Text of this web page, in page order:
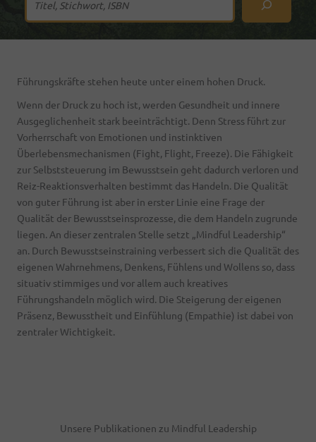
Führungskräfte stehen heute unter einem hohen Druck.
Wenn der Druck zu hoch ist, werden Gesundheit und innere
Ausgeglichenheit stark beeinträchtigt. Denn Stress führt zur
Vorherrschaft von Emotionen und instinktiven
Überlebensmechanismen (Fight, Flight, Freeze). Die Fähigkeit
zur Selbststeuerung im Bewusstsein geht dadurch verloren und
Reiz-Reaktionsverhalten bestimmt das Handeln. Die Qualität
von guter Führung ist aber in erster Linie eine Frage der
Qualität der Bewusstseinsprozesse, die dem Handeln zugrunde
liegen. An dieser zentralen Stelle setzt „Mindful Leadership“
an. Durch Bewusstseinstraining verbessert sich die Qualität des
eigenen Wahrnehmens, Denkens, Fühlens und Wollens so, dass
situativ stimmiges und vor allem auch kreatives
Führungshandeln möglich wird. Die Steigerung der eigenen
Präsenz, Bewusstheit und Einfühlung (Empathie) ist dabei von
zentraler Wichtigkeit.
Unsere Publikationen zu Mindful Leadership